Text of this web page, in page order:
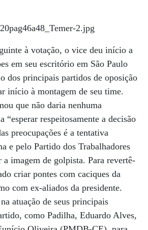
à votação, o vice deu início a
em seu escritório em São Paulo
dos principais partidos de oposição
início à montagem de seu time.
que não daria nenhuma
“esperar respeitosamente a decisão
preocupações é a tentativa
e pelo Partido dos Trabalhadores
a imagem de golpista. Para revertê-
criar pontes com caciques da
com ex-aliados da presidente.
atuação de seus principais
como Padilha, Eduardo Alves,